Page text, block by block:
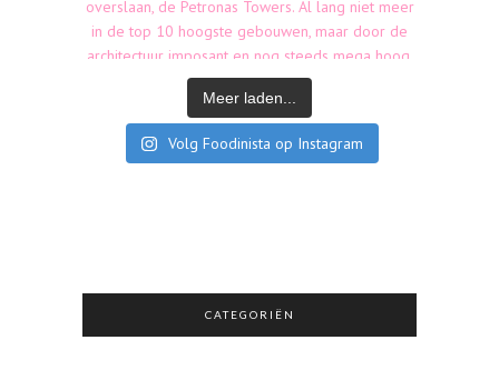
Meer laden...
Volg Foodinista op Instagram
CATEGORIËN